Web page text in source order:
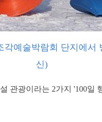
예술박람회 단지에
신)
관광이라는 2가지 '100일